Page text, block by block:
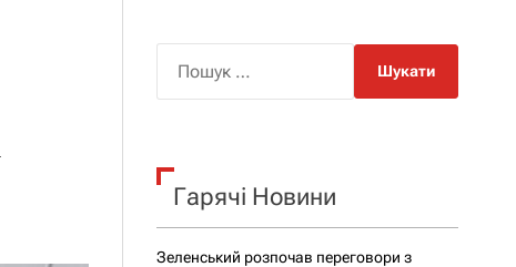
о
в
о
г
у
к
Гарячі Новини
Зеленський розпочав переговори з